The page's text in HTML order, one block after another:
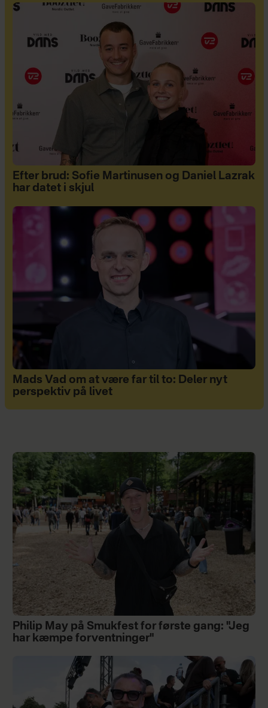
Efter brud: Sofie Martinusen og Daniel Lazrak
har datet i skjul
Mads Vad om at være far til to: Deler nyt
perspektiv på livet
Philip May på Smukfest for første gang: "Jeg
har kæmpe forventninger"